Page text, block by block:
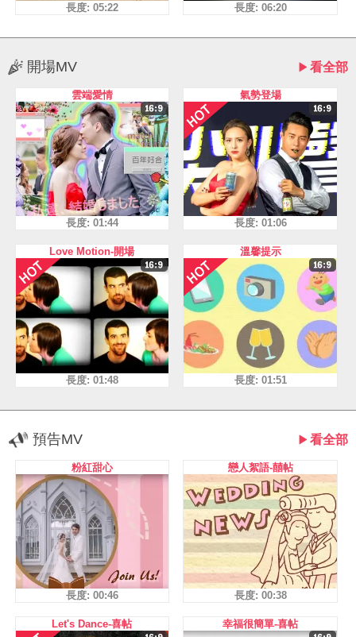
長度: 05:22 長度: 06:20
開場MV 看全部
雲端愛情
長度: 01:44
氣勢登場
長度: 01:06
Love Motion-開場
長度: 01:48
溫馨提示
長度: 01:51
預告MV 看全部
粉紅甜心
長度: 00:46
戀人絮語-囍帖
長度: 00:38
Let's Dance-喜帖 幸福很簡單-喜帖